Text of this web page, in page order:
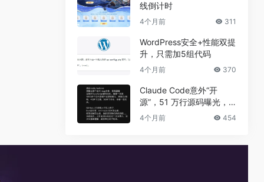
线倒计时
4个月前 311
WordPress安全+性能双提
升，只需加5组代码
4个月前 370
Claude Code意外“开
源”，51 万行源码曝光，
但真正的秘密没有泄露
4个月前 454